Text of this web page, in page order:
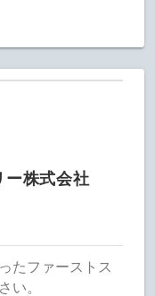
ー株式会社
たファーストス
い。